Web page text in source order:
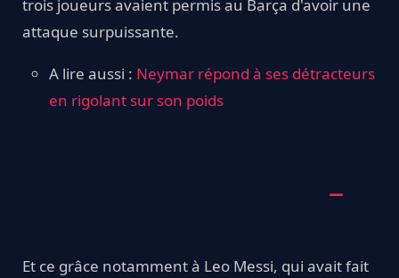
trois joueurs avaient permis au Barça d'avoir une
attaque surpuissante.
A lire aussi : Neymar répond à ses détracteurs
en rigolant sur son poids
Et ce grâce notamment à Leo Messi, qui avait fait